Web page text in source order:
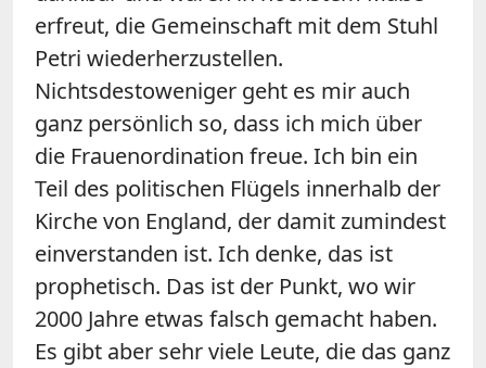
erfreut, die Gemeinschaft mit dem Stuhl
Petri wiederherzustellen.
Nichtsdestoweniger geht es mir auch
ganz persönlich so, dass ich mich über
die Frauenordination freue. Ich bin ein
Teil des politischen Flügels innerhalb der
Kirche von England, der damit zumindest
einverstanden ist. Ich denke, das ist
prophetisch. Das ist der Punkt, wo wir
2000 Jahre etwas falsch gemacht haben.
Es gibt aber sehr viele Leute, die das ganz